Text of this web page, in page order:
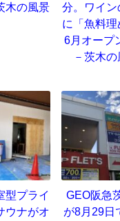
木の風景
分。ワイン
に「魚料理
6月オープ
－茨木
型プライ
ウナがオ
GEO阪急
が8月29日